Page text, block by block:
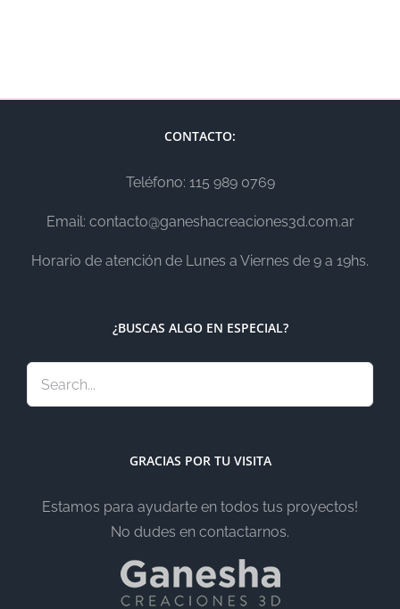
CONTACTO:
Teléfono: 115 989 0769
Email: contacto@ganeshacreaciones3d.com.ar
Horario de atención de Lunes a Viernes de 9 a 19hs.
¿BUSCAS ALGO EN ESPECIAL?
GRACIAS POR TU VISITA
Estamos para ayudarte en todos tus proyectos!
No dudes en contactarnos.